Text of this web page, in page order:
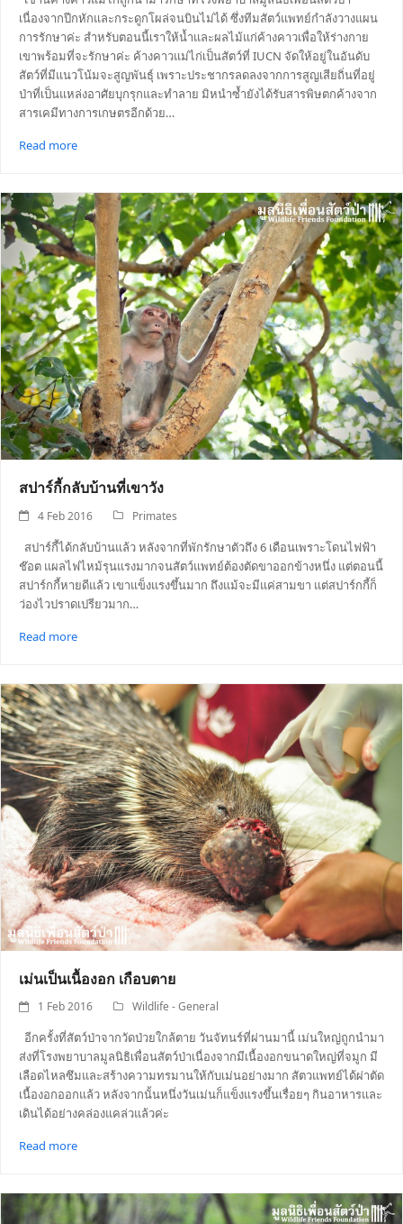
เนื่องจากปีกหักและกระดูกโผล่จนบินไม่ได้ ซึ่งทีมสัตว์แพทย์กำลังวางแผน
การรักษาค่ะ สำหรับตอนนี้เราให้น้ำและผลไม้แก่ค้างคาวเพื่อให้ร่างกาย
เขาพร้อมที่จะรักษาค่ะ ค้างคาวแม่ไก่เป็นสัตว์ที่ IUCN จัดให้อยู่ในอันดับ
สัตว์ที่มีแนวโน้มจะสูญพันธุ์ เพราะประชากรลดลงจากการสูญเสียถิ่นที่อยู่
ป่าที่เป็นแหล่งอาศัยบุกรุกและทำลาย มิหนำซ้ำยังได้รับสารพิษตกค้างจาก
สารเคมีทางการเกษตรอีกด้วย…
Read more
สปาร์กี้กลับบ้านที่เขาวัง
4 Feb 2016 Primates
สปาร์กี้ได้กลับบ้านแล้ว หลังจากที่พักรักษาตัวถึง 6 เดือนเพราะโดนไฟฟ้า
ช๊อต แผลไฟไหม้รุนแรงมากจนสัตว์แพทย์ต้องตัดขาออกข้างหนึ่ง แต่ตอนนี้
สปาร์กกี้หายดีแล้ว เขาแข็งแรงขึ้นมาก ถึงแม้จะมีแค่สามขา แต่สปาร์กกี้ก็
ว่องไวปราดเปรียวมาก…
Read more
เม่นเป็นเนื้องอก เกือบตาย
1 Feb 2016 Wildlife - General
อีกครั้งที่สัตว์ป่าจากวัดป่วยใกล้ตาย วันจัทนร์ที่ผ่านมานี้ เม่นใหญ่ถูกนำมา
ส่งที่โรงพยาบาลมูลนิธิเพื่อนสัตว์ป่าเนื่องจากมีเนื้องอกขนาดใหญ่ที่จมูก มี
เลือดไหลซึมและสร้างความทรมานให้กับเม่นอย่างมาก สัตวแพทย์ได้ผ่าตัด
เนื้องอกออกแล้ว หลังจากนั้นหนึ่งวันเม่นก็แข็งแรงขึ้นเรื่อยๆ กินอาหารและ
เดินได้อย่างคล่องแคล่วแล้วค่ะ
Read more